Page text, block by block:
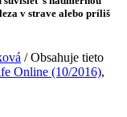
v strave alebo príliš
/ Obsahuje tieto
Online (10/2016),